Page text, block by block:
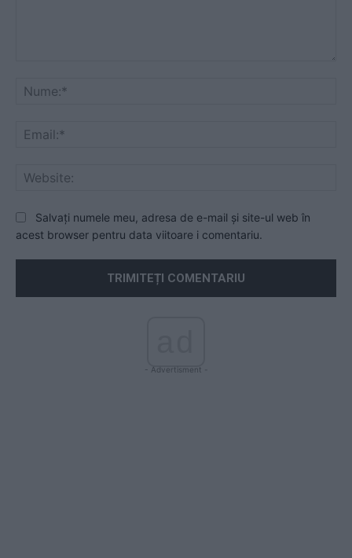
Salvați numele meu, adresa de e-mail și site-ul web în
acest browser pentru data viitoare i comentariu.
- Advertisment -